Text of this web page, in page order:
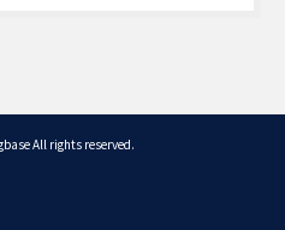
All rights reserved.